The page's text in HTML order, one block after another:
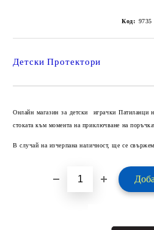
Код: 9735
Детски Протектори
Онлайн магазин за детски играчки Патиланци
стоката към момента на приключване на
В случай на изчерпана наличност, ще се